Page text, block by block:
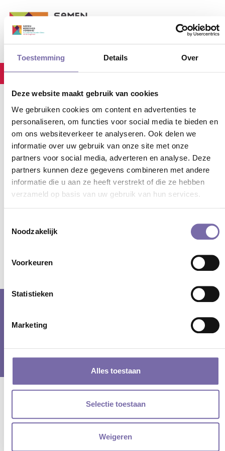
Toestemming Details Over
Deze website maakt gebruik van cookies
We gebruiken cookies om content en advertenties te
personaliseren, om functies voor social media te bieden en
om ons websiteverkeer te analyseren. Ook delen we
informatie over uw gebruik van onze site met onze
partners voor social media, adverteren en analyse. Deze
partners kunnen deze gegevens combineren met andere
informatie die u aan ze heeft verstrekt of die ze hebben
verzameld op basis van uw gebruik van hun services.
Noodzakelijk
Voorkeuren
Statistieken
Marketing
Alles toestaan
Selectie toestaan
Weigeren
Home stec_event
BEVRIJDINGSDAG 29-03-2024
Bevrijdingsdag
05. Mei. 2025 00:00- 00:00
| Webdesign door